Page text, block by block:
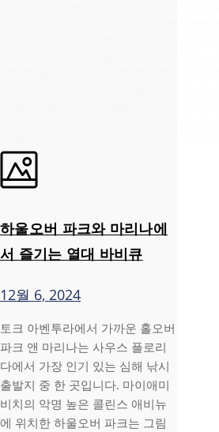
하울오버 파크와 마리나에
서 즐기는 열대 바비큐
12월 6, 2024
토크 아벤투라에서 가까운 홀오버
파크 앤 마리나는 사우스 플로리
다에서 가장 인기 있는 심해 낚시
출발지 중 한 곳입니다. 마이애미
비치의 악명 높은 콜린스 애비뉴
에 위치한 하울오버 파크는 그림